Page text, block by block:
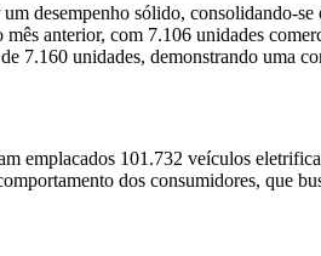
desempenho sólido, consolidando-
anterior, com 7.106 unidades
7.160 unidades, demonstrando uma
emplacados 101.732 veículos
dos consumidores, que